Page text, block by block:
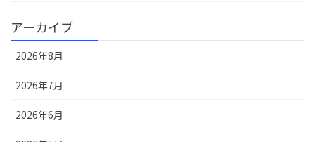
アーカイブ
2026年8月
2026年7月
2026年6月